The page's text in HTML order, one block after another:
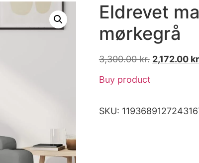
Eldrevet
mørkegrå
3,300.00kr. 2,172.00
Buy product
SKU: